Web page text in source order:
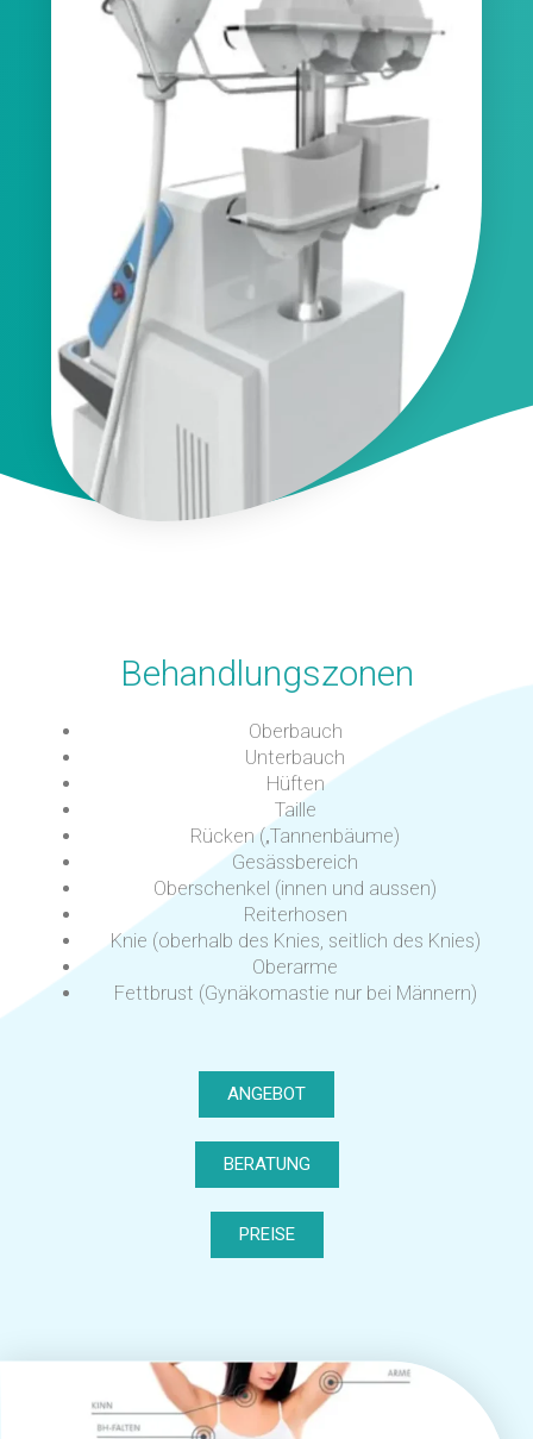
Behandlungszonen
Oberbauch
Unterbauch
Hüften
Taille
Rücken („Tannenbäume)
Gesässbereich
Oberschenkel (innen und aussen)
Reiterhosen
Knie (oberhalb des Knies, seitlich des Knies)
Oberarme
Fettbrust (Gynäkomastie nur bei Männern)
ANGEBOT
BERATUNG
PREISE